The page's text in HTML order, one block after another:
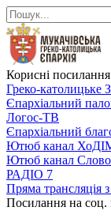
Корисні посилання
Греко-католицьке
Єпархіальний
Логос-ТВ
Єпархіальний
Ютюб канал
Ютюб канал Слово
РАДІО 7
Пряма трансляція
Посилання на соц.